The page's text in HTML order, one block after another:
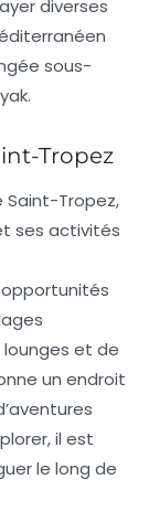
diverses
sous-
.
Tropez
Saint-Tropez,
ses activités
et de
un endroit
il est
le long de